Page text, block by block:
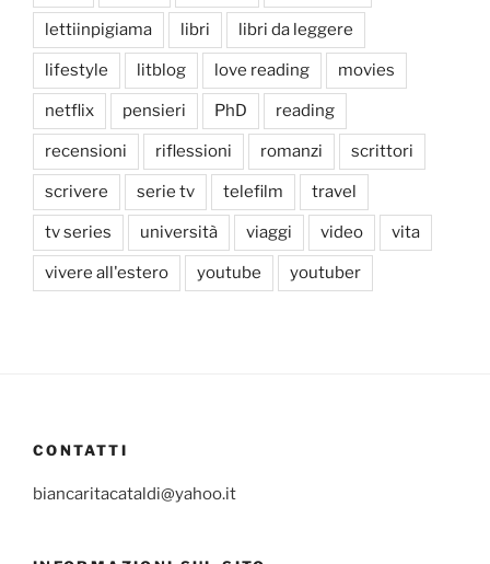
lettiinpigiama libri libri da leggere
lifestyle litblog love reading movies
netflix pensieri PhD reading
recensioni riflessioni romanzi scrittori
scrivere serie tv telefilm travel
tv series università viaggi video vita
vivere all'estero youtube youtuber
CONTATTI
biancaritacataldi@yahoo.it